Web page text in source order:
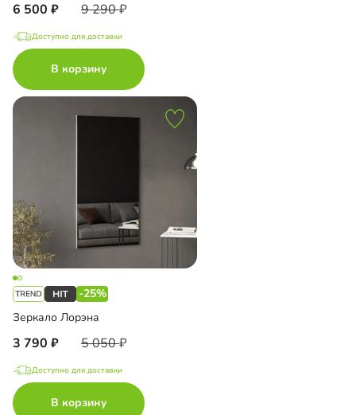
6 500 9 290
Доступно для доставки
В корзину
-25%
Зеркало Лорэна
3 790 5 050
Доступно для доставки
В корзину